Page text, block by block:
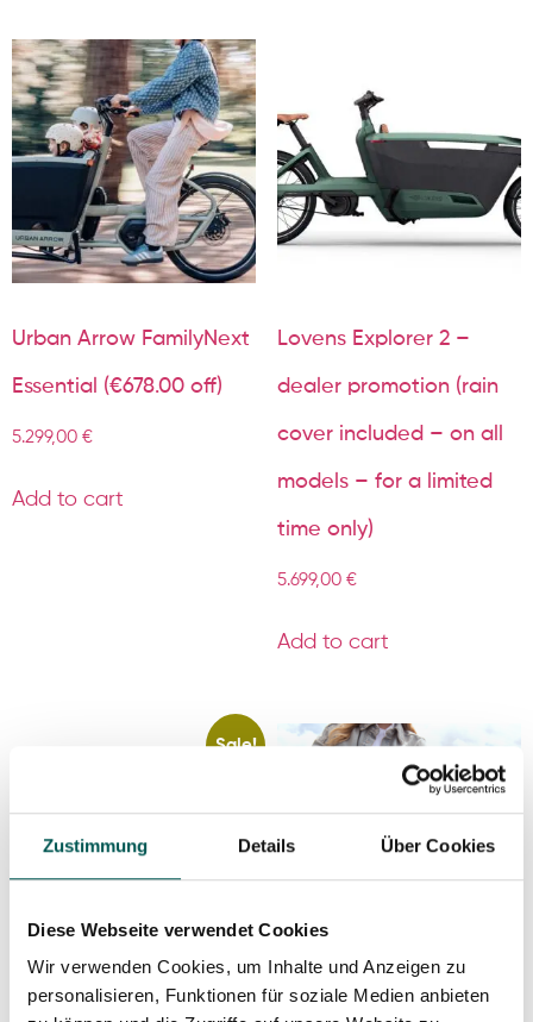
Zustimmung Details Über Cookies
Diese Webseite verwendet Cookies
Wir verwenden Cookies, um Inhalte und Anzeigen zu
personalisieren, Funktionen für soziale Medien anbieten
Urban Arrow FamilyNext
Essential (€678.00 off)
5.299,00 €
Add to cart
Lovens Explorer 2 –
dealer promotion (rain
cover included – on all
models – for a limited
time only)
5.699,00 €
Add to cart
Sale!